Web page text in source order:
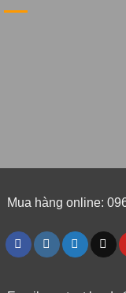
Mua hàng online: